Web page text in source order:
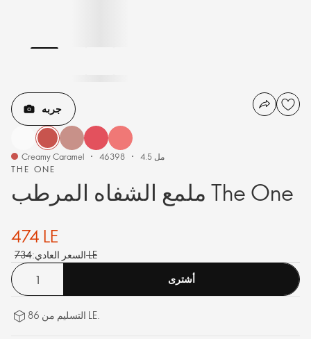
THE ONE
ملمع الشفاه المرطب The One
جربه
Creamy Caramel 46398 4.5 مل
474 LE
السعر العادي:734 LE
أشترى
التسليم من 86 LE.